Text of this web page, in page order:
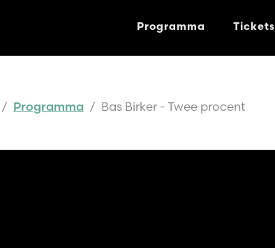
Programma Tickets
/ Programma / Bas Birker - Twee procent